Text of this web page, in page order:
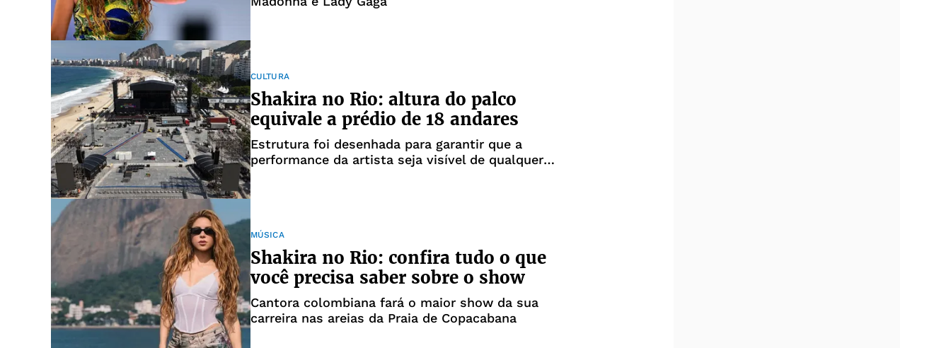
CULTURA
Shakira no Rio: altura do palco
equivale a prédio de 18 andares
Estrutura foi desenhada para garantir que a
performance da artista seja visível de qualquer
MÚSICA
Shakira no Rio: confira tudo o que
você precisa saber sobre o show
Cantora colombiana fará o maior show da sua
carreira nas areias da Praia de Copacabana